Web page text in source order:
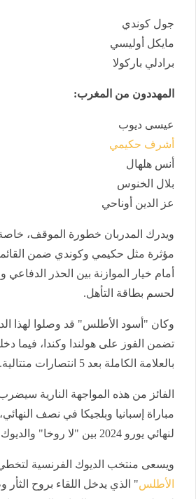
جول كوندي
مايكل أوليسي
برادلي باركولا
المهددون من المغرب:
عيسى ديوب
أشرف حكيمي
أنس هلهال
بلال الخنوس
عز الدين أوناحي
ويدرك المدربان خطورة الموقف،
مؤثرة مثل حكيمي وكوندي ضمن
أمام خيار الموازنة بين الحذر الدفاعي
لحسم بطاقة التأهل.
وكان "أسود الأطلس" قد وصلوا لهذا
تضمن الفوز على هولندا وكندا، فيما
بالعلامة الكاملة بعد 5 انتصارات متتالية.
الفائز من هذه المواجهة النارية
مباراة إسبانيا وبلجيكا في نصف
لنهائي يورو 2024 بين "لا روخا" والديوك.
ويسعى منتخب الديوك الفرنسية
الأطلس" الذي يدخل اللقاء بروح